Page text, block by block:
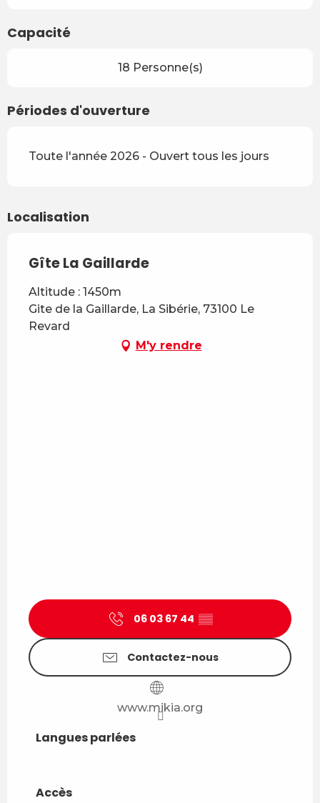
Capacité
18 Personne(s)
Périodes d'ouverture
Toute l'année 2026 - Ouvert tous les jours
Localisation
Gîte La Gaillarde
Altitude : 1450m
Gite de la Gaillarde, La Sibérie, 73100 Le
Revard
M'y rendre
06 03 67 44 ▒▒
Contactez-nous
www.mikia.org
Langues parlées
Langues parlées
Accès
Accès